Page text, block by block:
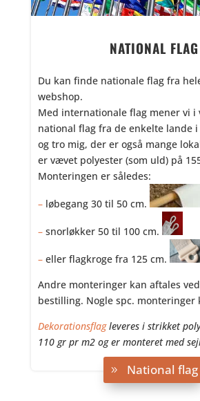
NATIONAL FLAG
Du kan finde nationale flag fra
webshop.
Med internationale flag mener vi i
national flag fra de enkelte lande
og tro mig, der er også mange
er vævet polyester (som uld) på
Monteringen er således:
–løbegang 30 til 50 cm.
–snorløkker 50 til 100 cm.
–eller flagkroge fra 125 cm.
Andre monteringer kan aftales ved
bestilling. Nogle spc. monteringer
Dekorationsflagleveres i strikket
110 gr pr m2 og er monteret med
National flag